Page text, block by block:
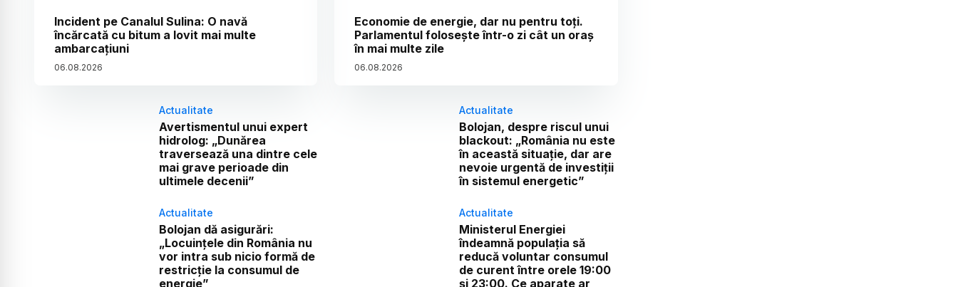
Incident pe Canalul Sulina: O navă
încărcată cu bitum a lovit mai multe
ambarcațiuni
06.08.2026
Economie de energie, dar nu pentru toți.
Parlamentul folosește într-o zi cât un oraș
în mai multe zile
06.08.2026
Actualitate
Avertismentul unui expert
hidrolog: „Dunărea
traversează una dintre cele
mai grave perioade din
ultimele decenii”
Actualitate
Bolojan, despre riscul unui
blackout: „România nu este
în această situație, dar are
nevoie urgentă de investiții
în sistemul energetic”
Actualitate
Bolojan dă asigurări:
„Locuințele din România nu
vor intra sub nicio formă de
restricție la consumul de
energie”
Actualitate
Ministerul Energiei
îndeamnă populația să
reducă voluntar consumul
de curent între orele 19:00
și 23:00. Ce aparate ar